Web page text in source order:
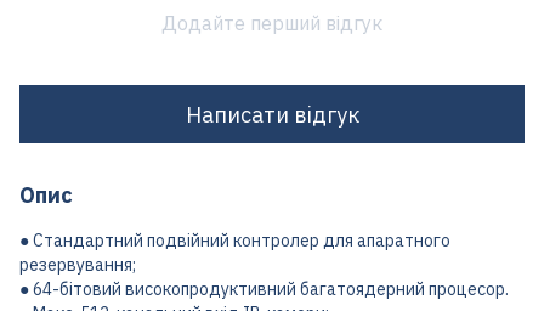
Додайте перший відгук
Написати відгук
Опис
● Стандартний подвійний контролер для апаратного
резервування;
● 64-бітовий високопродуктивний багатоядерний процесор.